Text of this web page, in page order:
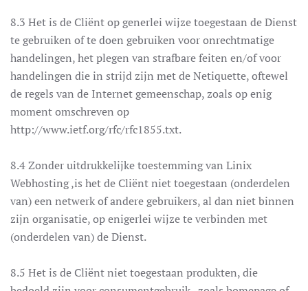
8.3 Het is de Cliënt op generlei wijze toegestaan de Dienst
te gebruiken of te doen gebruiken voor onrechtmatige
handelingen, het plegen van strafbare feiten en/of voor
handelingen die in strijd zijn met de Netiquette, oftewel
de regels van de Internet gemeenschap, zoals op enig
moment omschreven op
http://www.ietf.org/rfc/rfc1855.txt.
8.4 Zonder uitdrukkelijke toestemming van Linix
Webhosting ,is het de Cliënt niet toegestaan (onderdelen
van) een netwerk of andere gebruikers, al dan niet binnen
zijn organisatie, op enigerlei wijze te verbinden met
(onderdelen van) de Dienst.
8.5 Het is de Cliënt niet toegestaan produkten, die